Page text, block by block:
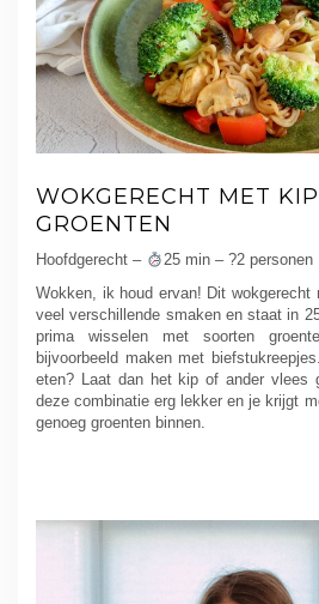
WOKGERECHT MET
GROENTEN
Hoofdgerecht –
25 min – ?2 personen
Wokken, ik houd ervan! Dit wokgerecht
veel verschillende smaken en staat in
prima wisselen met soorten
bijvoorbeeld maken met
eten? Laat dan het kip of ander vlees
deze combinatie erg lekker en je krijgt
genoeg groenten binnen.